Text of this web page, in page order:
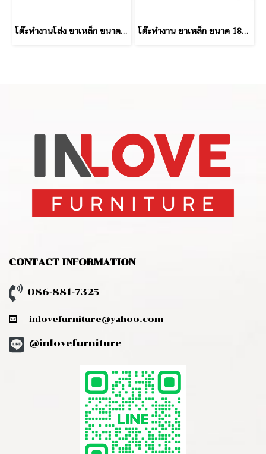
โต๊ะทำงานโล่ง ขาเหล็ก ขนาด 180 ซม โต๊ะทำงาน ขาเหล็ก ขนาด 180 ซม
CONTACT INFORMATION
086-881-7325
inlovefurniture@yahoo.com
@inlovefurniture